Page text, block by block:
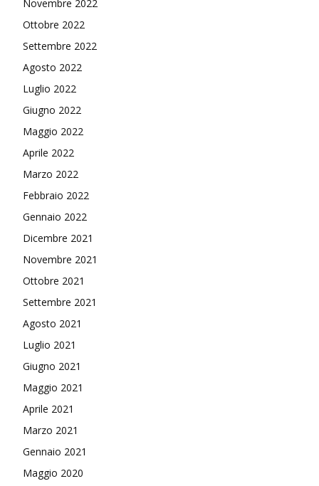
Novembre 2022
Ottobre 2022
Settembre 2022
Agosto 2022
Luglio 2022
Giugno 2022
Maggio 2022
Aprile 2022
Marzo 2022
Febbraio 2022
Gennaio 2022
Dicembre 2021
Novembre 2021
Ottobre 2021
Settembre 2021
Agosto 2021
Luglio 2021
Giugno 2021
Maggio 2021
Aprile 2021
Marzo 2021
Gennaio 2021
Maggio 2020